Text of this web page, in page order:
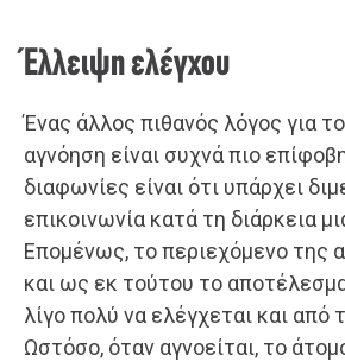
Έλλειψη ελέγχου
Ένας άλλος πιθανός λόγος για
αγνόηση είναι συχνά πιο
διαφωνίες είναι ότι υπάρχει
επικοινωνία κατά τη διάρκεια
Επομένως, το περιεχόμενο της
και ως εκ τούτου το
λίγο πολύ να ελέγχεται και από
Ωστόσο, όταν αγνοείται, το